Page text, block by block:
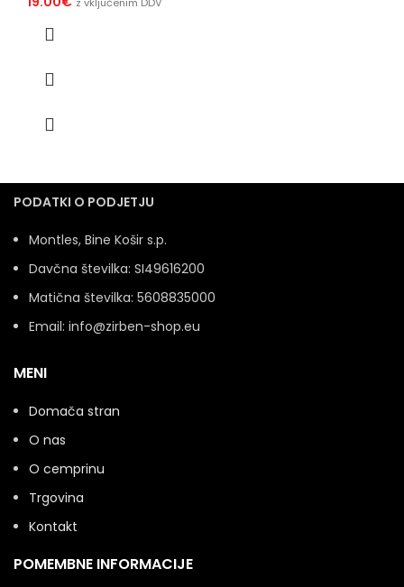
z vključenim DDV
PODATKI O PODJETJU
Montles, Bine Košir s.p.
Davčna številka: SI49616200
Matična številka: 5608835000
Email: info@zirben-shop.eu
MENI
Domača stran
O nas
O cemprinu
Trgovina
Kontakt
POMEMBNE INFORMACIJE